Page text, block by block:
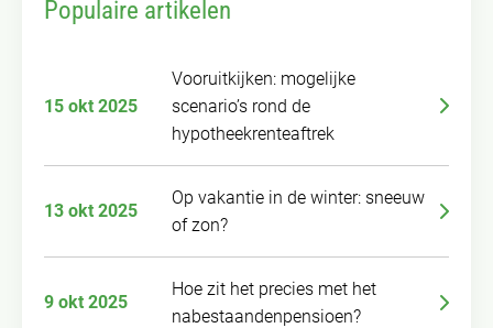
Populaire artikelen
15 okt 2025
Vooruitkijken: mogelijke
scenario’s rond de
hypotheekrenteaftrek
13 okt 2025
Op vakantie in de winter: sneeuw
of zon?
9 okt 2025
Hoe zit het precies met het
nabestaandenpensioen?